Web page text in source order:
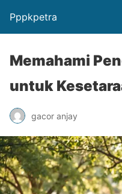
Pppkpetra
Memahami
untuk
gacor anjay